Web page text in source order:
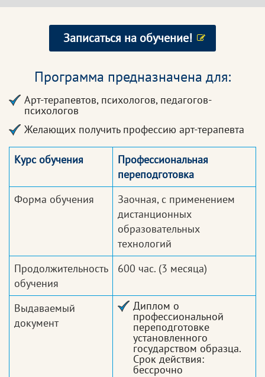
Записаться на обучение!
Программа предназначена для:
Арт-терапевтов, психологов, педагогов-
психологов
Желающих получить профессию арт-терапевта
Курс обучения
Профессиональная
переподготовка
Форма обучения
Заочная, с применением
дистанционных
образовательных
технологий
Продолжительность
обучения
600 час. (3 месяца)
Выдаваемый
документ
Диплом о
профессиональной
переподготовке
установленного
государством образца.
Срок действия:
бессрочно